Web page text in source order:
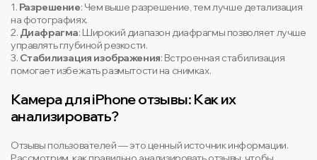
1. Разрешение: Чем выше разрешение, тем лучше детализация
на фотографиях.
2. Диафрагма: Широкий диапазон диафрагмы позволяет лучше
управлять глубиной резкости.
3. Стабилизация изображения: Встроенная стабилизация
помогает избежать размытости на снимках.
Камера для iPhone отзывы: Как их
анализировать?
Отзывы пользователей — это ценный источник информации.